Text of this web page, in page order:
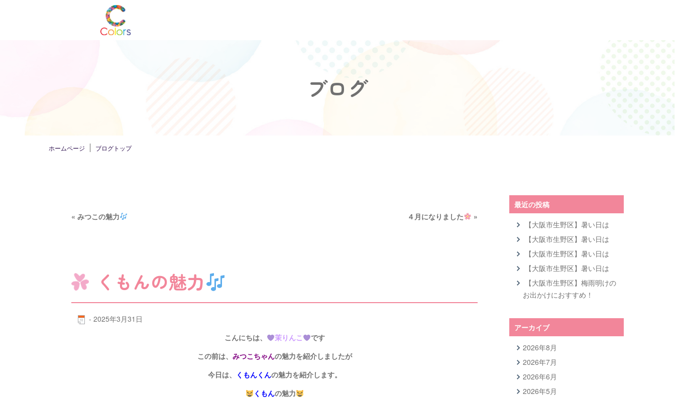
ブログ
ホームページ ブログトップ
« みつこの魅力 ４月になりました »
くもんの魅力
- 2025年3月31日
こんにちは、
茉りんこ
です
この前は、 みつこちゃんの魅力を紹介しましたが
今日は、
くもんくんの魅力を紹介します。
くもんの魅力
最近の投稿
【大阪市生野区】暑い日は
【大阪市生野区】暑い日は
【大阪市生野区】暑い日は
【大阪市生野区】暑い日は
【大阪市生野区】梅雨明けの
お出かけにおすすめ！
アーカイブ
2026年8月
2026年7月
2026年6月
2026年5月